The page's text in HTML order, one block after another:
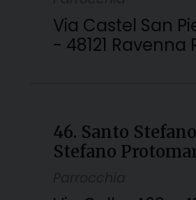
Via Castel San
- 48121 Ravenna
46. Santo
Stefano